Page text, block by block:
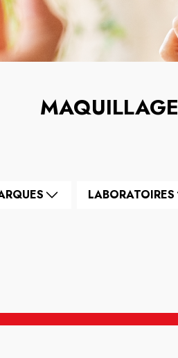
MAQUILLAGE
LABORATOIRES